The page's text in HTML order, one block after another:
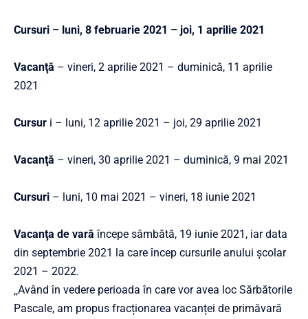
Cursuri – luni, 8 februarie 2021 – joi, 1 aprilie 2021
Vacanţă – vineri, 2 aprilie 2021 – duminică, 11 aprilie
2021
Cursur i – luni, 12 aprilie 2021 – joi, 29 aprilie 2021
Vacanţă – vineri, 30 aprilie 2021 – duminică, 9 mai 2021
Cursuri – luni, 10 mai 2021 – vineri, 18 iunie 2021
Vacanţa de varăîncepe sâmbătă, 19 iunie 2021, iar data
din septembrie 2021 la care încep cursurile anului şcolar
2021 – 2022.
‚‚Având în vedere perioada în care vor avea loc Sărbătorile
Pascale, am propus fracționarea vacanței de primăvară